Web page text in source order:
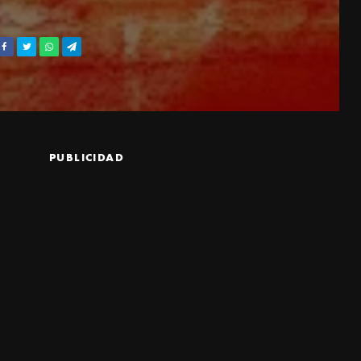
PUBLICIDAD